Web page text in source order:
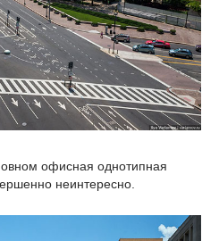
офисная однотипная
неинтересно.